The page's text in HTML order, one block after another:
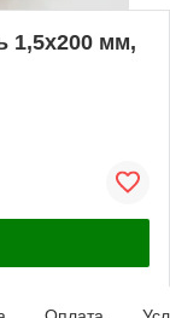
1,5x200 мм,